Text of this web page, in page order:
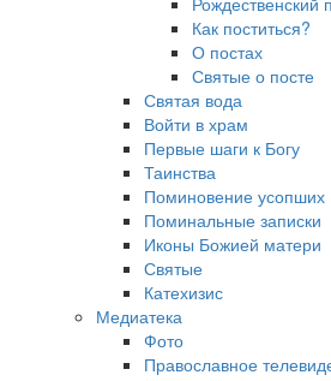
Как поститься?
О постах
Святые о посте
Святая вода
Войти в храм
Первые шаги к Богу
Таинства
Поминовение усопших
Поминальные записки
Иконы Божией матери
Святые
Катехизис
Медиатека
Фото
Православное